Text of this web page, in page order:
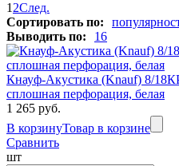
1 2След.
Сортировать по:
Выводить по:
16
Кнауф-Акустика (Knauf) 8/
сплошная перфорация, белая
1 265 руб.
В корзинуТовар в корзине
Сравнить
шт